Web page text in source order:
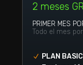
2 meses
PRIMER MES
Todo el mes
N PLAN